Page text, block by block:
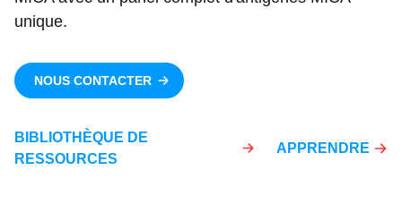
unique.
NOUS CONTACTER
BIBLIOTHÈQUE DE
RESSOURCES
APPRENDRE